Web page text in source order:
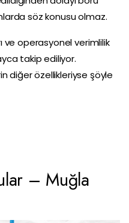
söz konusu olmaz.
ve operasyonel verimlilik
takip ediliyor.
diğer özellikleriyse şöyle
– Muğla